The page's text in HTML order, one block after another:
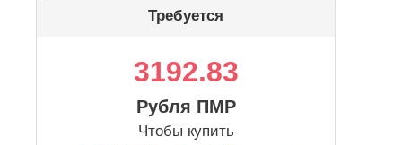
Требуется
3192.83
Рубля ПМР
Чтобы купить